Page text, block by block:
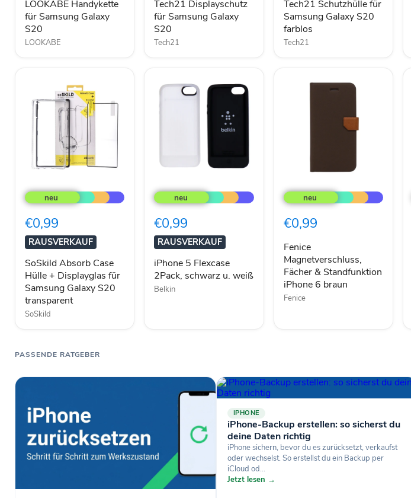
LOOKABE Handykette
für Samsung Galaxy
S20
LOOKABE
Tech21 Displayschutz
für Samsung Galaxy
S20
Tech21
Tech21 Schutzhülle für
Samsung Galaxy S20
farblos
Tech21
Absorb
Case
+
Displayglas
für
Samsung
Galaxy
S20
transparent
€0,99
RAUSVERKAUF
SoSkild Absorb Case
Hülle + Displayglas für
Samsung Galaxy S20
transparent
SoSkild
5
Flexcase
schwarz
u.
weiß
€0,99
RAUSVERKAUF
iPhone 5 Flexcase
2Pack, schwarz u. weiß
Belkin
Magnetverschluss,
Fächer
Standfunktion
6
braun
€0,99
Fenice
Magnetverschluss,
Fächer & Standfunktion
iPhone 6 braun
Fenice
PASSENDE RATGEBER
IPHONE
iPhone-Backup erstellen: so sicherst du
deine Daten richtig
iPhone sichern, bevor du es zurücksetzt, verkaufst
oder wechselst. So erstellst du ein Backup per
iCloud od...
Jetzt lesen →